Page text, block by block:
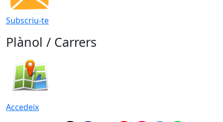
Subscriu-te
Plànol / Carrers
Accedeix